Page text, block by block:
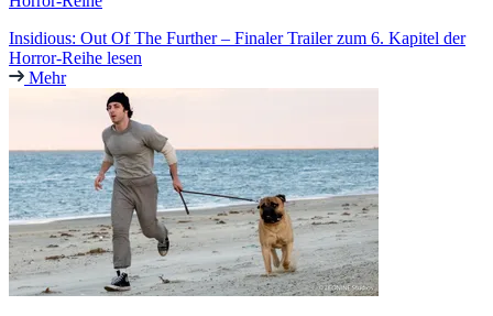
Insidious: Out Of The Further – Finaler Trailer zum 6. Kapitel der
Horror-Reihe lesen
Mehr